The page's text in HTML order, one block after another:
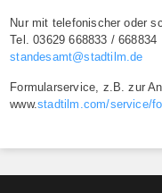
Nur mit telefonischer oder
Tel. 03629 668833 / 668834
standesamt@stadtilm.de
Formularservice, z.B. zur
www.stadtilm.com/service/